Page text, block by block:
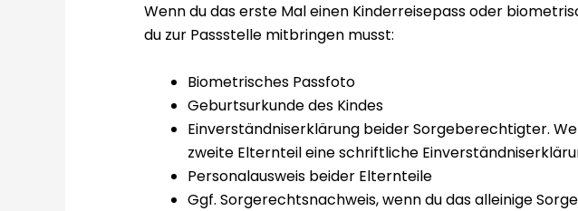
Wenn du das erste Mal einen Kinderreisepass oder
du zur Passstelle mitbringen musst:
Biometrisches Passfoto
Geburtsurkunde des Kindes
Einverständniserklärung beider Sorgeberechtigter.
zweite Elternteil eine schriftliche
Personalausweis beider Elternteile
Ggf. Sorgerechtsnachweis, wenn du das alleinige